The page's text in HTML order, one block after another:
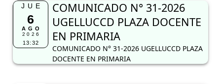
JUE
6
AGO
2026
13:32
COMUNICADO N° 31-2026
UGELLUCCD PLAZA DOCENTE
EN PRIMARIA
COMUNICADO N° 31-2026 UGELLUCCD PLAZA
DOCENTE EN PRIMARIA